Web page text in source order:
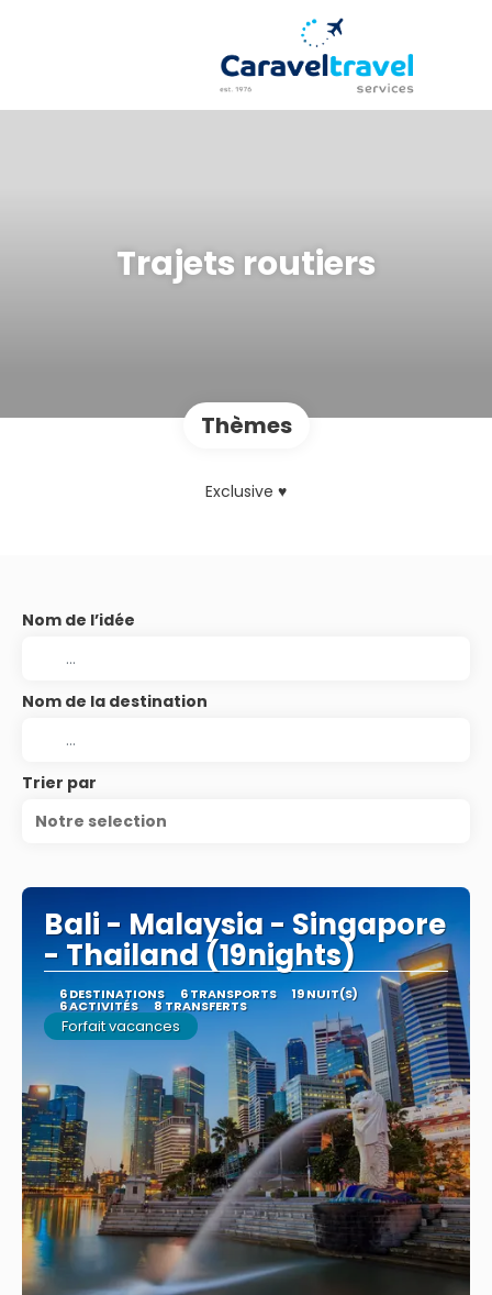
Trajets routiers
Thèmes
Exclusive ♥
Nom de l’idée
Nom de la destination
Trier par
Notre selection
Bali - Malaysia - Singapore
- Thailand (19nights)
6 DESTINATIONS 6 TRANSPORTS 19 NUIT(S)
6 ACTIVITÉS 8 TRANSFERTS
Forfait vacances